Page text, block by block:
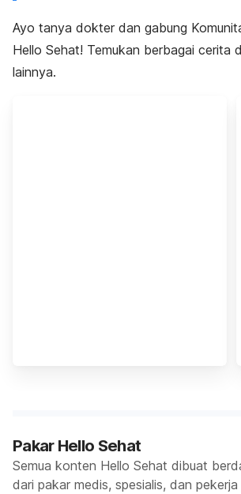
Ayo tanya dokter dan gabung
Hello Sehat! Temukan berbagai cerita
lainnya.
Pakar Hello Sehat
Semua konten Hello Sehat dibuat
dari pakar medis, spesialis, dan